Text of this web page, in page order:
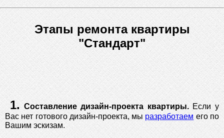
Этапы ремонта квартиры
"Стандарт"
1.Составление дизайн-проекта квартиры. Если у
Вас нет готового дизайн-проекта, мы разработаемего по
Вашим эскизам.